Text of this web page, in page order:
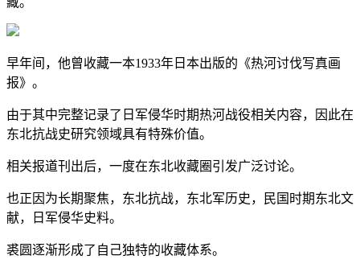
早年间，他曾收藏一本1933年日本出版的《热河讨伐写真画
报》。
由于其中完整记录了日军侵华时期热河战役相关内容，因此在
东北抗战史研究领域具有特殊价值。
相关报道刊出后，一度在东北收藏圈引发广泛讨论。
也正因为长期聚焦，东北抗战，东北军历史，民国时期东北文
献，日军侵华史料。
裘圆逐渐形成了自己独特的收藏体系。